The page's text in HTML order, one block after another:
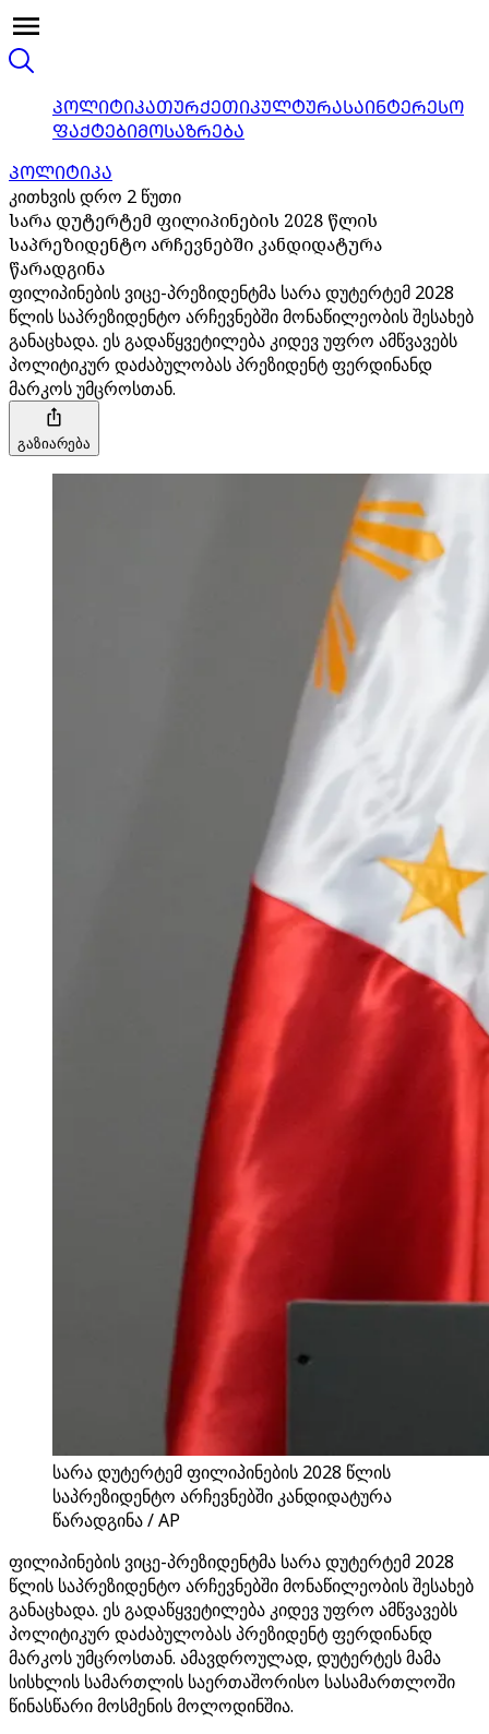
ᲞᲝᲚᲘᲢᲘᲙᲐᲗᲣᲠᲥᲔᲗᲘᲙᲣᲚᲢᲣᲠᲐᲡᲐᲘᲜᲢᲔᲠᲔᲡᲝ
ᲤᲐᲥᲢᲔᲑᲘᲛᲝᲡᲐᲖᲠᲔᲑᲐ
ᲞᲝᲚᲘᲢᲘᲙᲐ
კითხვის დრო 2 წუთი
სარა დუტერტემ ფილიპინების 2028 წლის
საპრეზიდენტო არჩევნებში კანდიდატურა
წარადგინა
ფილიპინების ვიცე-პრეზიდენტმა სარა დუტერტემ 2028
წლის საპრეზიდენტო არჩევნებში მონაწილეობის შესახებ
განაცხადა. ეს გადაწყვეტილება კიდევ უფრო ამწვავებს
პოლიტიკურ დაძაბულობას პრეზიდენტ ფერდინანდ
მარკოს უმცროსთან.
გაზიარება
სარა დუტერტემ ფილიპინების 2028 წლის
საპრეზიდენტო არჩევნებში კანდიდატურა
წარადგინა / AP
ფილიპინების ვიცე-პრეზიდენტმა სარა დუტერტემ 2028
წლის საპრეზიდენტო არჩევნებში მონაწილეობის შესახებ
განაცხადა. ეს გადაწყვეტილება კიდევ უფრო ამწვავებს
პოლიტიკურ დაძაბულობას პრეზიდენტ ფერდინანდ
მარკოს უმცროსთან. ამავდროულად, დუტერტეს მამა
სისხლის სამართლის საერთაშორისო სასამართლოში
წინასწარი მოსმენის მოლოდინშია.